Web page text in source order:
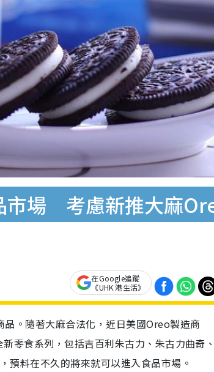
市場 考慮新推大麻
在Google追蹤
《UHK 港生活》
。隨著大麻合法化，近日美國Oreo製造商
零食系列，包括吉百利朱古力、朱古力曲奇
預料在不久的將來就可以進入食品市場。